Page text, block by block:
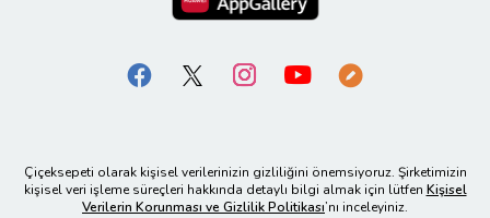
Çiçeksepeti olarak kişisel verilerinizin gizliliğini önemsiyoruz. Şirketimizin
kişisel veri işleme süreçleri hakkında detaylı bilgi almak için lütfen Kişisel
Verilerin Korunması ve Gizlilik Politikası’nı inceleyiniz.